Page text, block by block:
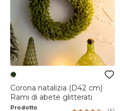
Corona natalizia (D42 cm)
Rami di abete glitterati
Prodotto